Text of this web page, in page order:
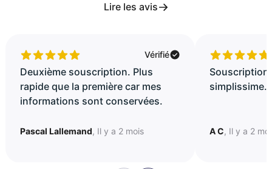
Lire les avis
Vérifié
Deuxième souscription. Plus
rapide que la première car mes
informations sont conservées.
Pascal Lallemand, Il y a 2 mois
Souscription
A C, Il y a 2